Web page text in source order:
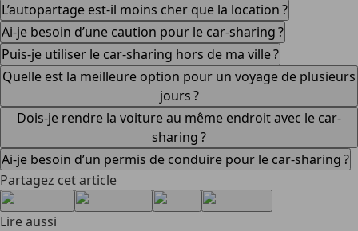
L’autopartage est-il moins cher que la location ?
Ai-je besoin d’une caution pour le car-sharing ?
Puis-je utiliser le car-sharing hors de ma ville ?
Quelle est la meilleure option pour un voyage de plusieurs
jours ?
Dois-je rendre la voiture au même endroit avec le car-
sharing ?
Ai-je besoin d’un permis de conduire pour le car-sharing ?
Partagez cet article
Lire aussi